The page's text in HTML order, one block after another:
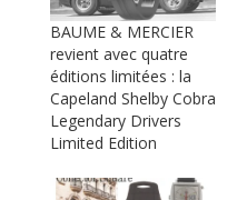
BAUME & MERCIER
revient avec quatre
éditions limitées : la
Capeland Shelby Cobra
Legendary Drivers
Limited Edition